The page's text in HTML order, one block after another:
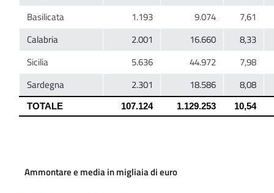
Ammontare e media in migliaia di euro